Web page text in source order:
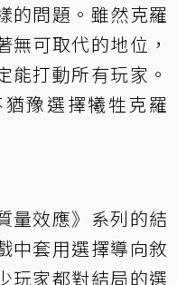
的問題。雖然克羅
無可取代的地位，
能打動所有玩家。
豫選擇犧牲克羅
量效應》系列的結
中套用選擇導向敘
玩家都對結局的選